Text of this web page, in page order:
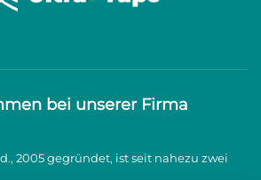
bei unserer Firma
2005 gegründet, ist seit nahezu zwei